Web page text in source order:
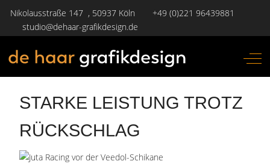
Nikolausstraße 147 , 50937 Köln
+49 (0)221 96439881
studio@dehaar-grafikdesign.de
Off-
STARKE LEISTUNG TROTZ
RÜCKSCHLAG